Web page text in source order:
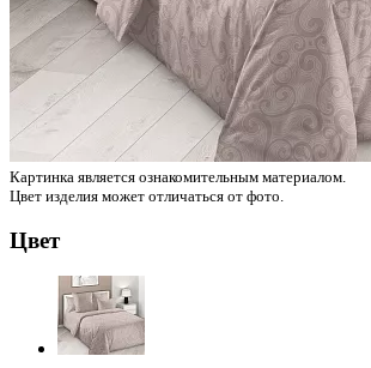
Картинка является ознакомительным материалом.
Цвет изделия может отличаться от фото.
Цвет